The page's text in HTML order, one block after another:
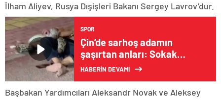
İlham Aliyev, Rusya Dışişleri Bakanı Sergey Lavrov’dur.
SPOR
Çin’de sarhoş adamın
şaşırtan anları: Sokak
ortasında pitonla mücadele
HABERİN DEVAMI
Başbakan Yardımcıları Aleksandr Novak ve Aleksey